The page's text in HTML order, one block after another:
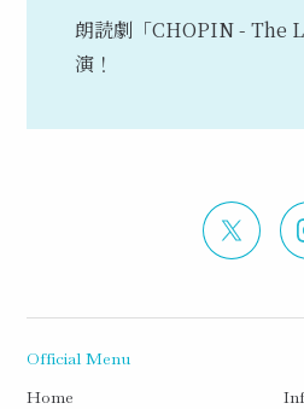
朗読劇「CHOPIN - The
演！
Official Menu
Home